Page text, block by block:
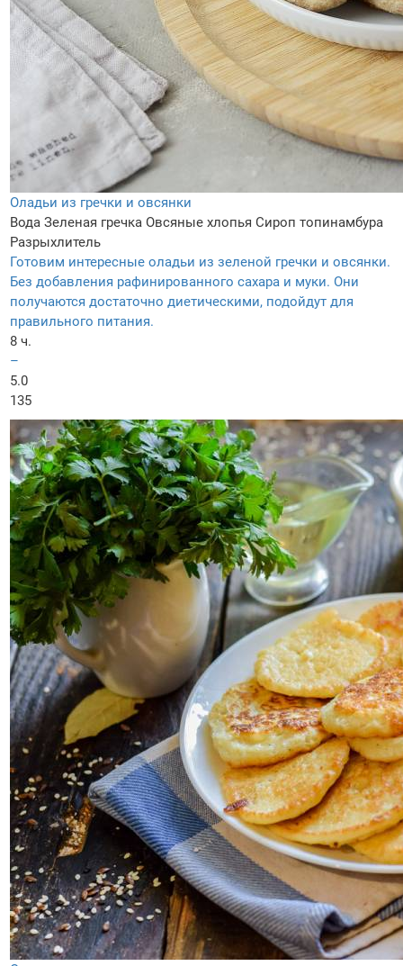
Оладьи из гречки и овсянки
Вода Зеленая гречка Овсяные хлопья Сироп топинамбура
Разрыхлитель
Готовим интересные оладьи из зеленой гречки и овсянки.
Без добавления рафинированного сахара и муки. Они
получаются достаточно диетическими, подойдут для
правильного питания.
8 ч.
–
5.0
135